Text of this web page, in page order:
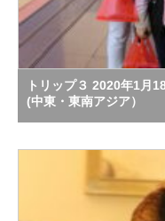
トリップ３ 2020年1月
(中東・東南アジア）